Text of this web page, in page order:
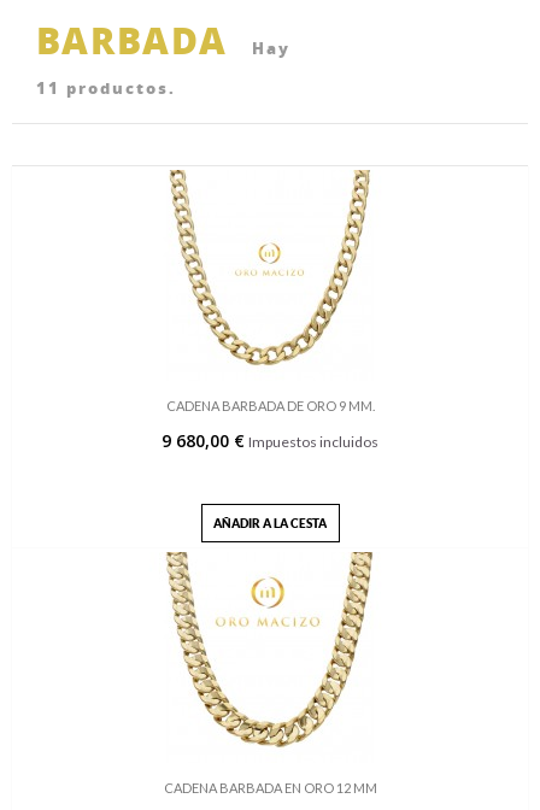
BARBADA
Hay
11 productos.
CADENA BARBADA DE ORO 9 MM.
9 680,00 € Impuestos incluidos
AÑADIR A LA CESTA
CADENA BARBADA EN ORO 12 MM